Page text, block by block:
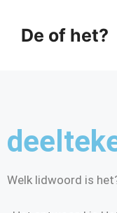
De of het?
Welk lidwoord is